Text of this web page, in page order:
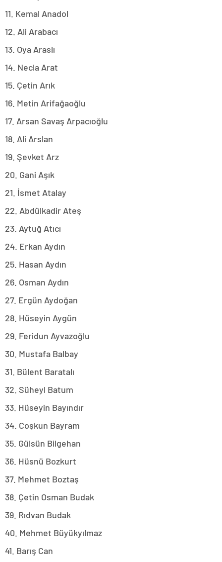
11. Kemal Anadol
12. Ali Arabacı
13. Oya Araslı
14. Necla Arat
15. Çetin Arık
16. Metin Arifağaoğlu
17. Arsan Savaş Arpacıoğlu
18. Ali Arslan
19. Şevket Arz
20. Gani Aşık
21. İsmet Atalay
22. Abdülkadir Ateş
23. Aytuğ Atıcı
24. Erkan Aydın
25. Hasan Aydın
26. Osman Aydın
27. Ergün Aydoğan
28. Hüseyin Aygün
29. Feridun Ayvazoğlu
30. Mustafa Balbay
31. Bülent Baratalı
32. Süheyl Batum
33. Hüseyin Bayındır
34. Coşkun Bayram
35. Gülsün Bilgehan
36. Hüsnü Bozkurt
37. Mehmet Boztaş
38. Çetin Osman Budak
39. Rıdvan Budak
40. Mehmet Büyükyılmaz
41. Barış Can